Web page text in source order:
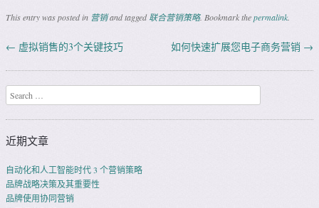
This entry was posted in 营销and tagged联合营销策略. Bookmark thepermalink
Post navigation
← 虚拟销售的3个关键技巧 如何快速扩展您电子商务营销 →
Search
近期文章
自动化和人工智能时代 3 个营销策略
品牌战略决策及其重要性
品牌使用协同营销